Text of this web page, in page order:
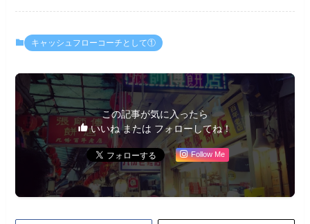
キャッシュフローコーチとして①
この記事が気に入ったら
いいね または フォローしてね！
Follow Me